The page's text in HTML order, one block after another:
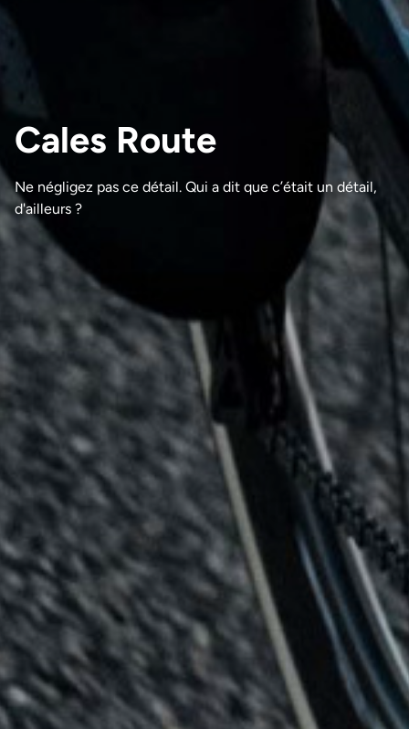
Cales Route
Ne négligez pas ce détail. Qui a dit que c’était un détail,
d'ailleurs ?